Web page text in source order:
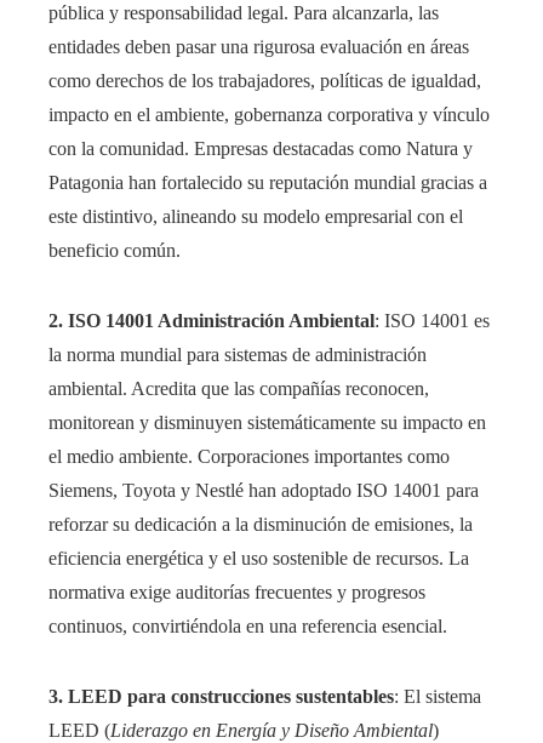
pública y responsabilidad legal. Para alcanzarla, las
entidades deben pasar una rigurosa evaluación en áreas
como derechos de los trabajadores, políticas de igualdad,
impacto en el ambiente, gobernanza corporativa y vínculo
con la comunidad. Empresas destacadas como Natura y
Patagonia han fortalecido su reputación mundial gracias a
este distintivo, alineando su modelo empresarial con el
beneficio común.
2. ISO 14001 Administración Ambiental: ISO 14001 es
la norma mundial para sistemas de administración
ambiental. Acredita que las compañías reconocen,
monitorean y disminuyen sistemáticamente su impacto en
el medio ambiente. Corporaciones importantes como
Siemens, Toyota y Nestlé han adoptado ISO 14001 para
reforzar su dedicación a la disminución de emisiones, la
eficiencia energética y el uso sostenible de recursos. La
normativa exige auditorías frecuentes y progresos
continuos, convirtiéndola en una referencia esencial.
3. LEED para construcciones sustentables: El sistema
LEED (Liderazgo en Energía y Diseño Ambiental)